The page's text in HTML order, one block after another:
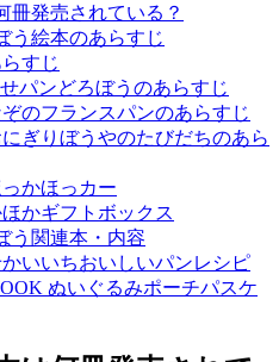
冊発売されている？
う絵本のあらすじ
すじ
パンどろぼうのあらすじ
のフランスパンのあらすじ
ぎりぼうやのたびだちのあら
かほっカー
かギフトボックス
う関連本・内容
いいちおいしいパンレシピ
ぬいぐるみポーチパスケ